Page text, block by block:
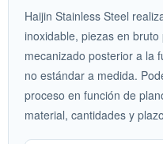
Haijin Stainless Steel
inoxidable, piezas en
mecanizado posterior a la
no estándar a medida.
proceso en función de
material, cantidades y